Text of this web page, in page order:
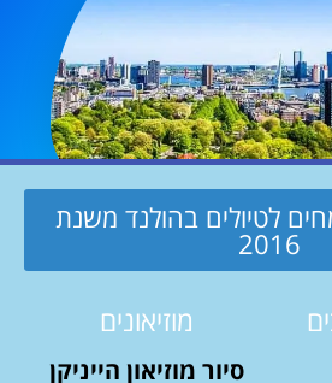
לטיולים בהולנד משנת
2016
מוזיאונים
סיור מוזיאון הייניקן